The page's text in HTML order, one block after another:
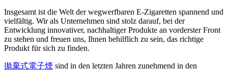
Insgesamt ist die Welt der wegwerfbaren E-Zigaretten spannend und
vielfältig. Wir als Unternehmen sind stolz darauf, bei der
Entwicklung innovativer, nachhaltiger Produkte an vorderster Front
zu stehen und freuen uns, Ihnen behilflich zu sein, das richtige
Produkt für sich zu finden.
拋棄式電子煙 sind in den letzten Jahren zunehmend in den